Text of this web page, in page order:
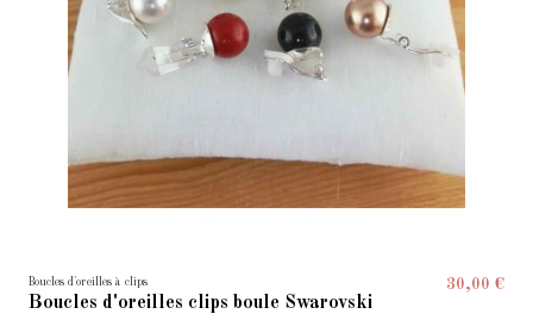
Boucles d'oreilles à clips
Boucles d'oreilles clips boule Swarovski
30,00 €